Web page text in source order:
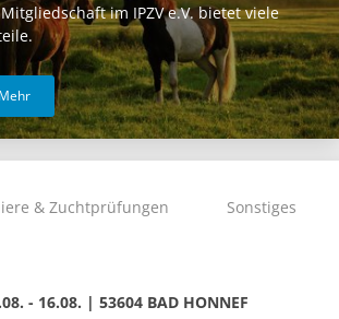
im IPZV e.V. bietet viele
Mehr
& Zuchtprüfungen Sonstiges
- 16.08. | 53604 BAD HONNEF